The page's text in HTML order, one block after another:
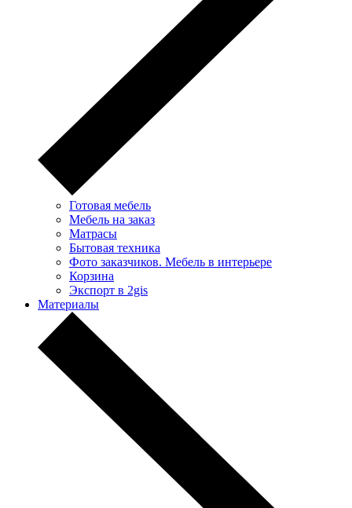
Готовая мебель
Мебель на заказ
Матрасы
Бытовая техника
Фото заказчиков. Мебель в интерьере
Корзина
Экспорт в 2gis
Материалы